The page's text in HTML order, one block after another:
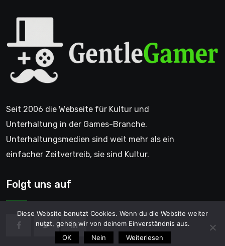
Seit 2006 die Webseite für Kultur und
Unterhaltung in der Games-Branche.
Unterhaltungsmedien sind weit mehr als ein
einfacher Zeitvertreib, sie sind Kultur.
Folgt uns auf
Diese Website benutzt Cookies. Wenn du die Website weiter
nutzt, gehen wir von deinem Einverständnis aus.
OK
Nein Weiterlesen